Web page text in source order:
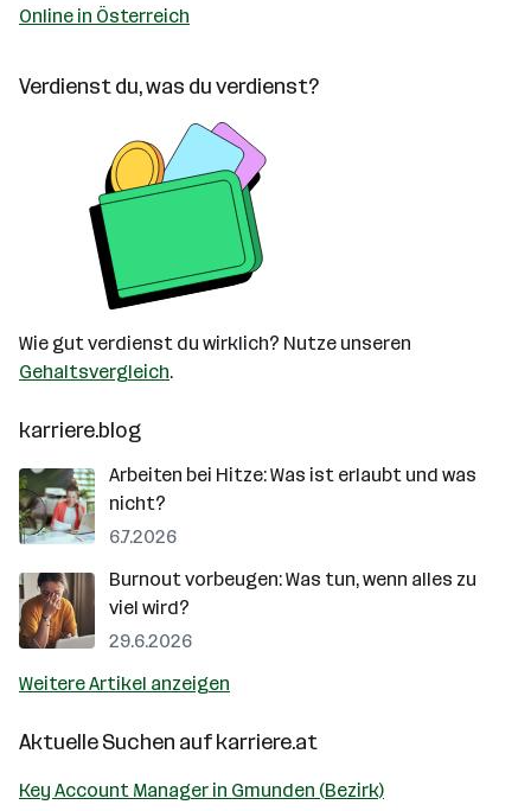
Online in Österreich
Verdienst du, was du verdienst?
Wie gut verdienst du wirklich? Nutze unseren
Gehaltsvergleich.
karriere.blog
Arbeiten bei Hitze: Was ist erlaubt und was
nicht?
6.7.2026
Burnout vorbeugen: Was tun, wenn alles zu
viel wird?
29.6.2026
Weitere Artikel anzeigen
Aktuelle Suchen aufkarriere.at
Key Account Manager in Gmunden (Bezirk)